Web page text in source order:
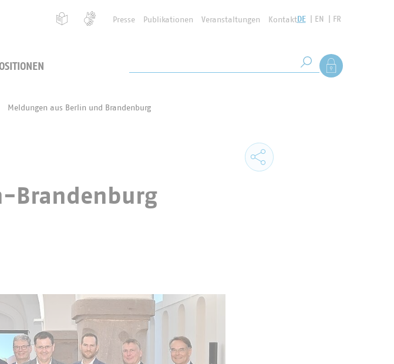
Presse Publikationen Veranstaltungen KontaktDE EN FR
Suche starten
Als Mitglied
Meldungen aus Berlin und Brandenburg
Brandenburg